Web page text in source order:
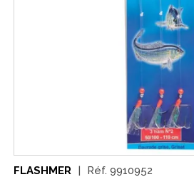
FLASHMER Réf. 9910952